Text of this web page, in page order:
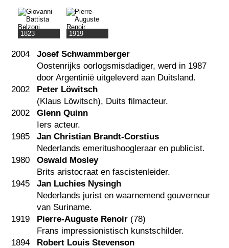
1823 1919
2004
Josef Schwammberger
Oostenrijks oorlogsmisdadiger, werd in 1987
door Argentinië uitgeleverd aan Duitsland.
2002
Peter Löwitsch
(Klaus Löwitsch), Duits filmacteur.
2002
Glenn Quinn
Iers acteur.
1985
Jan Christian Brandt-Corstius
Nederlands emeritushoogleraar en publicist.
1980
Oswald Mosley
Brits aristocraat en fascistenleider.
1945
Jan Luchies Nysingh
Nederlands jurist en waarnemend gouverneur
van Suriname.
1919
Pierre-Auguste Renoir (78)
Frans impressionistisch kunstschilder.
1894
Robert Louis Stevenson